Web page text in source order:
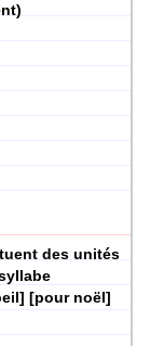
des unités
[pour noël]